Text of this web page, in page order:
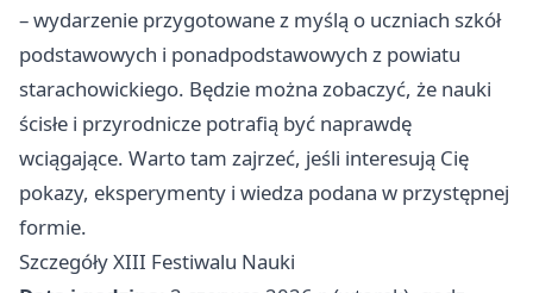
– wydarzenie przygotowane z myślą o uczniach szkół
podstawowych i ponadpodstawowych z powiatu
starachowickiego. Będzie można zobaczyć, że nauki
ścisłe i przyrodnicze potrafią być naprawdę
wciągające. Warto tam zajrzeć, jeśli interesują Cię
pokazy, eksperymenty i wiedza podana w przystępnej
formie.
Szczegóły XIII Festiwalu Nauki